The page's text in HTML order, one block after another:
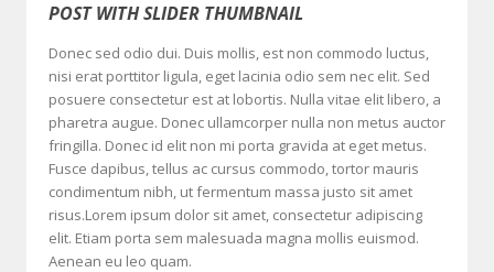
POST WITH SLIDER THUMBNAIL
Donec sed odio dui. Duis mollis, est non commodo luctus,
nisi erat porttitor ligula, eget lacinia odio sem nec elit. Sed
posuere consectetur est at lobortis. Nulla vitae elit libero, a
pharetra augue. Donec ullamcorper nulla non metus auctor
fringilla. Donec id elit non mi porta gravida at eget metus.
Fusce dapibus, tellus ac cursus commodo, tortor mauris
condimentum nibh, ut fermentum massa justo sit amet
risus.Lorem ipsum dolor sit amet, consectetur adipiscing
elit. Etiam porta sem malesuada magna mollis euismod.
Aenean eu leo quam.